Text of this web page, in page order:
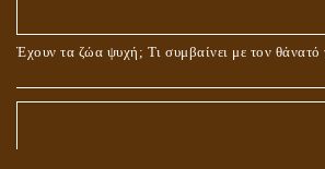
Έχουν τα ζώα ψυχή; Τι συμβαίνει με τον θάνατό